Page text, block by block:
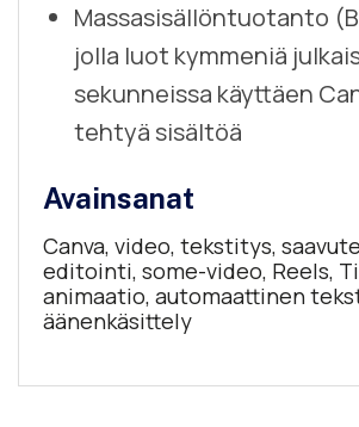
Massasisällöntuotanto
jolla luot kymmeniä
sekunneissa käyttäen
tehtyä sisältöä
Avainsanat
Canva, video, tekstitys,
editointi, some-video, Reels,
animaatio, automaattinen
äänenkäsittely